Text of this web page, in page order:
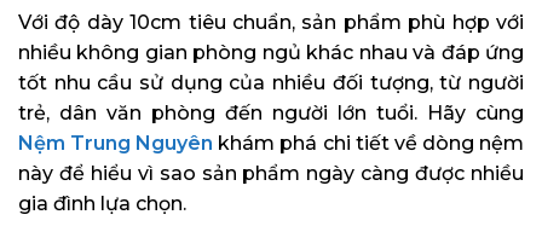
Với độ dày 10cm tiêu chuẩn, sản phẩm phù hợp với
nhiều không gian phòng ngủ khác nhau và đáp ứng
tốt nhu cầu sử dụng của nhiều đối tượng, từ người
trẻ, dân văn phòng đến người lớn tuổi. Hãy cùng
Nệm Trung Nguyên khám phá chi tiết về dòng nệm
này để hiểu vì sao sản phẩm ngày càng được nhiều
gia đình lựa chọn.